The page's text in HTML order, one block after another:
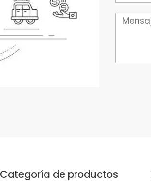
Mensaje
Categoría de productos